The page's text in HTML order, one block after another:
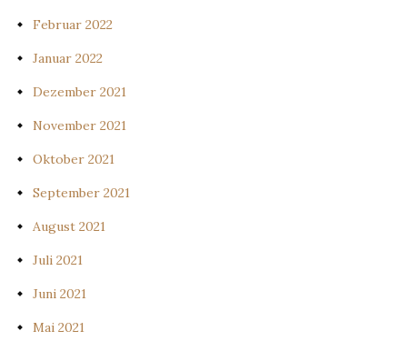
Februar 2022
Januar 2022
Dezember 2021
November 2021
Oktober 2021
September 2021
August 2021
Juli 2021
Juni 2021
Mai 2021